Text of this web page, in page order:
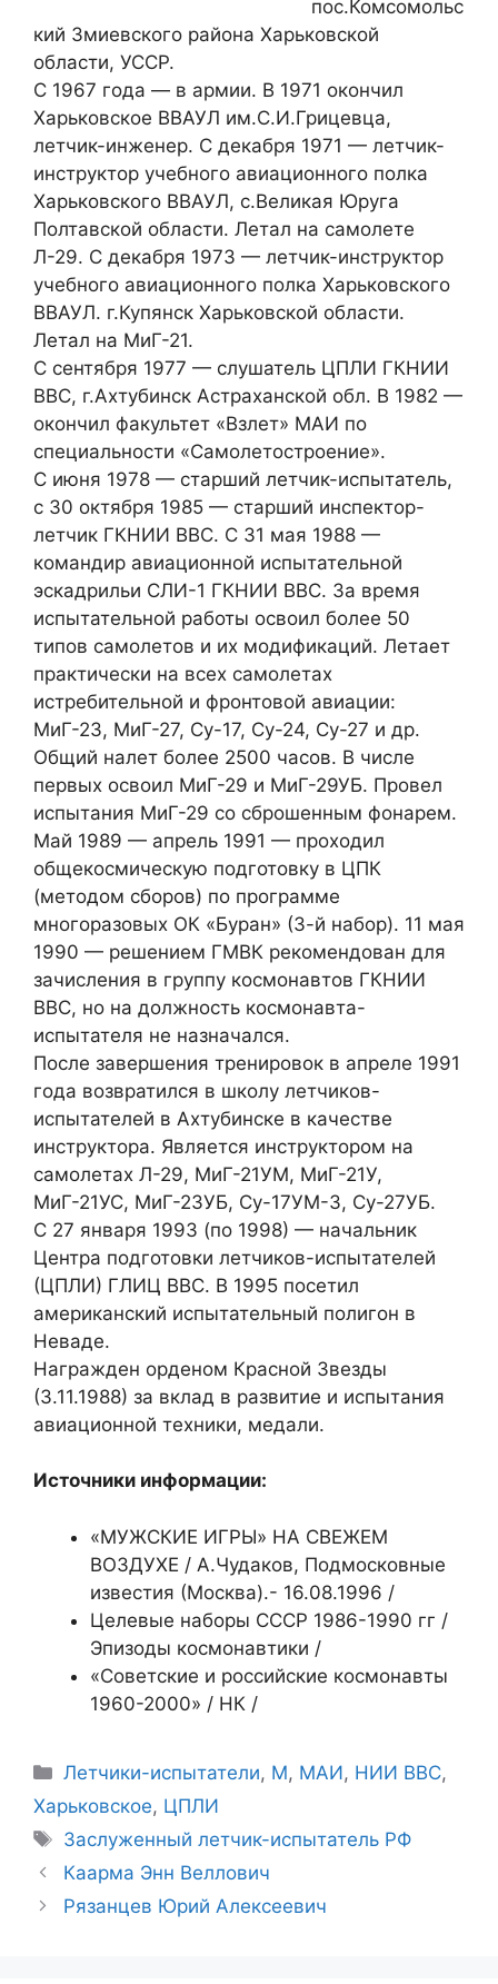
пос.Комсомольс
кий Змиевского района Харьковской
области, УССР.
С 1967 года — в армии. В 1971 окончил
Харьковское ВВАУЛ им.С.И.Грицевца,
летчик-инженер. С декабря 1971 — летчик-
инструктор учебного авиационного полка
Харьковского ВВАУЛ, с.Великая Юруга
Полтавской области. Летал на самолете
Л-29. С декабря 1973 — летчик-инструктор
учебного авиационного полка Харьковского
ВВАУЛ. г.Купянск Харьковской области.
Летал на МиГ-21.
С сентября 1977 — слушатель ЦПЛИ ГКНИИ
ВВС, г.Ахтубинск Астраханской обл. В 1982 —
окончил факультет «Взлет» МАИ по
специальности «Самолетостроение».
С июня 1978 — старший летчик-испытатель,
с 30 октября 1985 — старший инспектор-
летчик ГКНИИ ВВС. С 31 мая 1988 —
командир авиационной испытательной
эскадрильи СЛИ-1 ГКНИИ ВВС. За время
испытательной работы освоил более 50
типов самолетов и их модификаций. Летает
практически на всех самолетах
истребительной и фронтовой авиации:
МиГ-23, МиГ-27, Су-17, Су-24, Су-27 и др.
Общий налет более 2500 часов. В числе
первых освоил МиГ-29 и МиГ-29УБ. Провел
испытания МиГ-29 со сброшенным фонарем.
Май 1989 — апрель 1991 — проходил
общекосмическую подготовку в ЦПК
(методом сборов) по программе
многоразовых ОК «Буран» (3-й набор). 11 мая
1990 — решением ГМВК рекомендован для
зачисления в группу космонавтов ГКНИИ
ВВС, но на должность космонавта-
испытателя не назначался.
После завершения тренировок в апреле 1991
года возвратился в школу летчиков-
испытателей в Ахтубинске в качестве
инструктора. Является инструктором на
самолетах Л-29, МиГ-21УМ, МиГ-21У,
МиГ-21УС, МиГ-23УБ, Су-17УМ-3, Су-27УБ.
С 27 января 1993 (по 1998) — начальник
Центра подготовки летчиков-испытателей
(ЦПЛИ) ГЛИЦ ВВС. В 1995 посетил
американский испытательный полигон в
Неваде.
Награжден орденом Красной Звезды
(3.11.1988) за вклад в развитие и испытания
авиационной техники, медали.
Источники информации:
«МУЖСКИЕ ИГРЫ» НА СВЕЖЕМ
ВОЗДУХЕ / А.Чудаков, Подмосковные
известия (Москва).- 16.08.1996 /
Целевые наборы СССР 1986-1990 гг /
Эпизоды космонавтики /
«Советские и российские космонавты
1960-2000» / НК /
Рубрики
Летчики-испытатели, М, МАИ, НИИ ВВС,
Харьковское, ЦПЛИ
Метки
Заслуженный летчик-испытатель РФ
Каарма Энн Веллович
Рязанцев Юрий Алексеевич